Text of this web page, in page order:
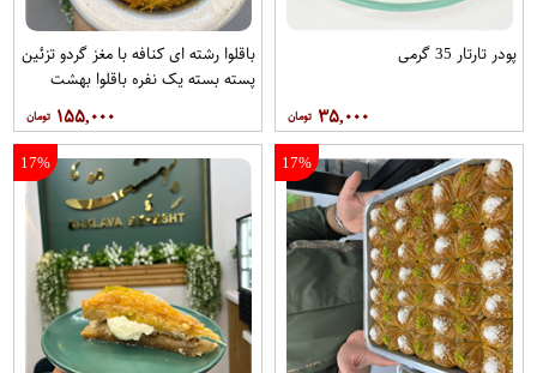
پودر تارتار 35 گرمی
۳۵,۰۰۰
باقلوا رشته ای کنافه با مغز گردو تزئین
پسته بسته یک نفره باقلوا بهشت
۱۵۵,۰۰۰
17%
17%